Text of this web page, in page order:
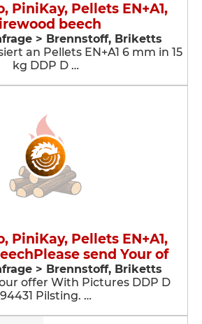
PiniKay, Pellets EN+A1,
beech
> Brennstoff, Briketts
an Pellets EN+A1 6 mm in 15
kg DDP D …
PiniKay, Pellets EN+A1,
send Your of
> Brennstoff, Briketts
offer With Pictures DDP D
94431 Pilsting. …